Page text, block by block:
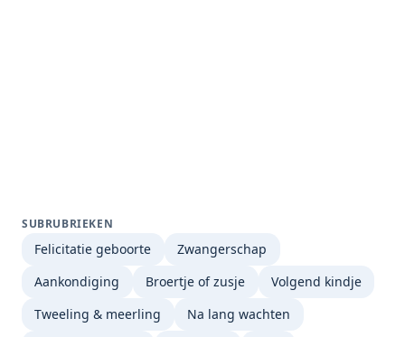
SUBRUBRIEKEN
Felicitatie geboorte
Zwangerschap
Aankondiging
Broertje of zusje
Volgend kindje
Tweeling & meerling
Na lang wachten